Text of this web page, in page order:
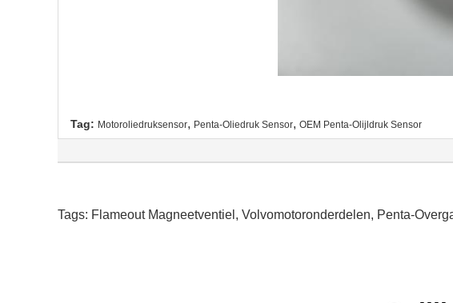
Tag: Motoroliedruksensor, Penta-Oliedruk Sensor, OEM Penta-Olijldruk Sensor
Tags: Flameout Magneetventiel , Volvomotoronderdelen, Penta-